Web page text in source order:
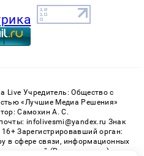
Live Учредитель: Общество с
«Лучшие Медиа Решения»
Самохин А. С.
infolivesmi@yandex.ru Знак
Зарегистрировавший орган:
в сфере связи, информационных
(Роскомнадзор)